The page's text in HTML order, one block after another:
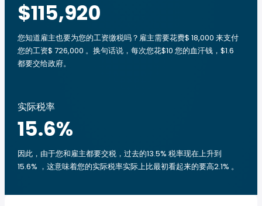
$115,920
您知道雇主也要为您的工资缴税吗？雇主需要花费$ 18,000 来支付
您的工资$ 726,000 。换句话说，每次您花$10 您的血汗钱，$1.6
都要交给政府。
实际税率
15.6%
因此，由于您和雇主都要交税，过去的13.5% 税率现在上升到
15.6% ，这意味着您的实际税率实际上比最初看起来的要高2.1% 。